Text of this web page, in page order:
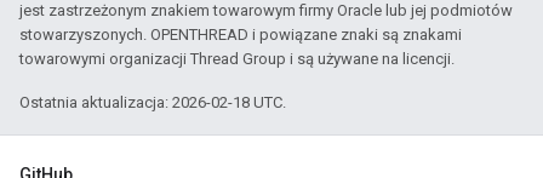
jest zastrzeżonym znakiem towarowym firmy Oracle lub jej podmiotów
stowarzyszonych. OPENTHREAD i powiązane znaki są znakami
towarowymi organizacji Thread Group i są używane na licencji.
Ostatnia aktualizacja: 2026-02-18 UTC.